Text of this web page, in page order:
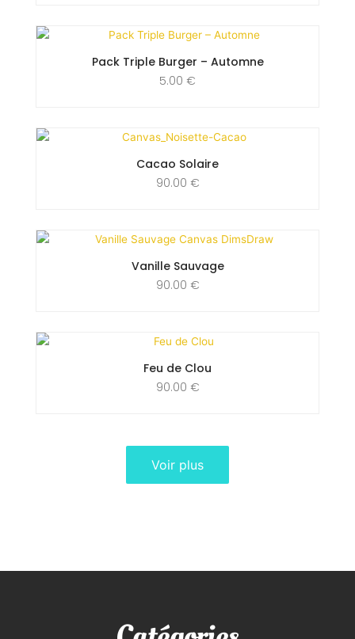
Pack Triple Burger – Automne
5.00 €
Cacao Solaire
90.00 €
Vanille Sauvage
90.00 €
Feu de Clou
90.00 €
Voir plus